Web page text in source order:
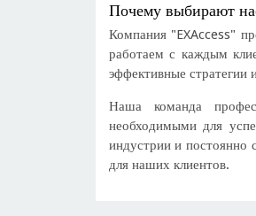
Почему выбирают
Компания "EXAccess"
работаем с каждым
эффективные стратегии
Наша команда
необходимыми для
индустрии и постоянно
для наших клиентов.